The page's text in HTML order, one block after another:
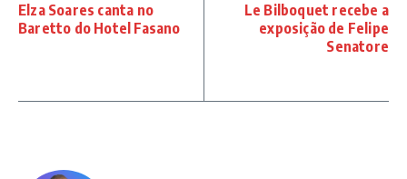
Elza Soares canta no
Baretto do Hotel Fasano
Le Bilboquet recebe a
exposição de Felipe
Senatore